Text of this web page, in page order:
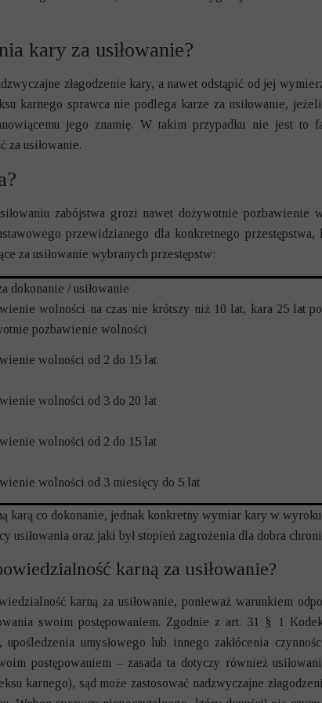
kary za usiłowanie?
złagodzenie kary, a nawet odstąpić od jej
karnego sprawca nie podlega karze za usiłowanie,
jego znamię. W takim przypadku nie jest to
za usiłowanie.
zabójstwa grozi nawet dożywotnie pozbawienie
przewidzianego dla konkretnego przestępstwa,
za usiłowanie wybranych przestępstw:
dokonanie / usiłowanie
wolności na czas nie krótszy niż 10 lat, kara 25 lat
pozbawienie wolności
wolności od 2 do 15 lat
wolności od 3 do 20 lat
wolności od 2 do 15 lat
wolności od 3 miesięcy do 5 lat
karą co dokonanie, jednak konkretny wymiar kary w
usiłowania oraz jaki był stopień zagrożenia dla dobra
karną za usiłowanie?
karną za usiłowanie, ponieważ warunkiem
swoim postępowaniem. Zgodnie z art. 31 § 1
umysłowego lub innego zakłócenia
postępowaniem – zasada ta dotyczy również
karnego), sąd może zastosować nadzwyczajne